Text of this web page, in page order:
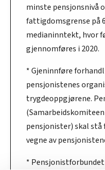
minste pensjonsnivå
fattigdomsgrense på
medianinntekt, hvor
gjennomføres i 2020.
* Gjeninnføre
pensjonistenes
trygdeoppgjørene.
pensjonister) skal
vegne av
*